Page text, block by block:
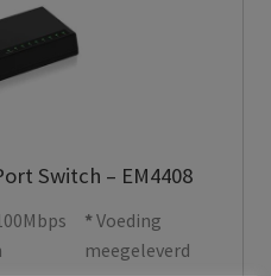
Switch – EM4408
Voeding
meegeleverd